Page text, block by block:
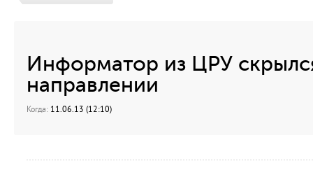
Информатор из ЦРУ
направлении
Когда: 11.06.13 (12:10)